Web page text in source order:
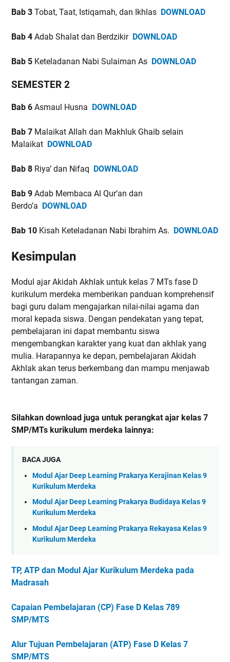
Bab 3 Tobat, Taat, Istiqamah, dan Ikhlas DOWNLOAD
Bab 4 Adab Shalat dan Berdzikir DOWNLOAD
Bab 5 Keteladanan Nabi Sulaiman As DOWNLOAD
SEMESTER 2
Bab 6 Asmaul Husna DOWNLOAD
Bab 7 Malaikat Allah dan Makhluk Ghaib selain
Malaikat DOWNLOAD
Bab 8 Riya’ dan Nifaq DOWNLOAD
Bab 9 Adab Membaca Al Qur’an dan
Berdo’a
DOWNLOAD
Bab 10 Kisah Keteladanan Nabi Ibrahim As. DOWNLOAD
Kesimpulan
Modul ajar Akidah Akhlak untuk kelas 7 MTs fase D
kurikulum merdeka memberikan panduan komprehensif
bagi guru dalam mengajarkan nilai-nilai agama dan
moral kepada siswa. Dengan pendekatan yang tepat,
pembelajaran ini dapat membantu siswa
mengembangkan karakter yang kuat dan akhlak yang
mulia. Harapannya ke depan, pembelajaran Akidah
Akhlak akan terus berkembang dan mampu menjawab
tantangan zaman.
Silahkan download juga untuk perangkat ajar kelas 7
SMP/MTs kurikulum merdeka lainnya:
BACA JUGA
Modul Ajar Deep Learning Prakarya Kerajinan Kelas 9
Kurikulum Merdeka
Modul Ajar Deep Learning Prakarya Budidaya Kelas 9
Kurikulum Merdeka
Modul Ajar Deep Learning Prakarya Rekayasa Kelas 9
Kurikulum Merdeka
TP, ATP dan Modul Ajar Kurikulum Merdeka pada
Madrasah
Capaian Pembelajaran (CP) Fase D Kelas 789
SMP/MTS
Alur Tujuan Pembelajaran (ATP) Fase D Kelas 7
SMP/MTS